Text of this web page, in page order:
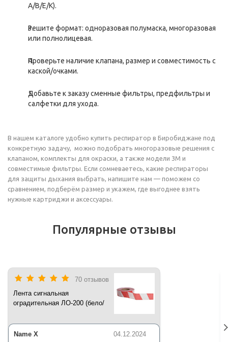
A/B/E/K).
Решите формат: одноразовая полумаска, многоразовая
или полнолицевая.
Проверьте наличие клапана, размер и совместимость с
каской/очками.
Добавьте к заказу сменные фильтры, предфильтры и
салфетки для ухода.
В нашем каталоге удобно купить респиратор в Биробиджане под
конкретную задачу, можно подобрать многоразовые решения с
клапаном, комплекты для окраски, а также модели 3М и
совместимые фильтры. Если сомневаетесь, какие респираторы
для защиты дыхания выбрать, напишите нам — поможем со
сравнением, подберём размер и укажем, где выгоднее взять
нужные картриджи и аксессуары.
Популярные отзывы
70 отзывов
Лента сигнальная
оградительная ЛО-200 (бело/
04.12.2024
Name X